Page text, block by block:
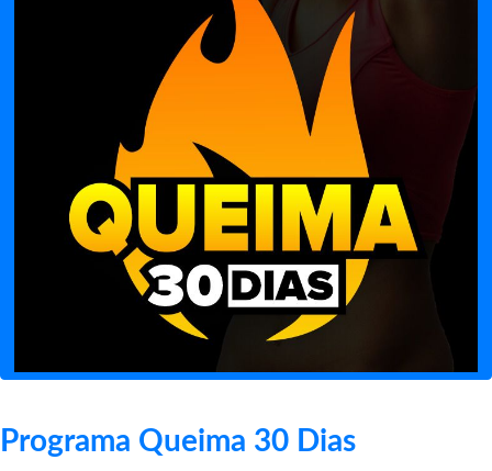
Programa Queima 30 Dias